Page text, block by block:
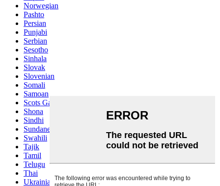
Norwegian
Pashto
Persian
Punjabi
Serbian
Sesotho
Sinhala
Slovak
Slovenian
Somali
Samoan
Scots Gaelic
Shona
Sindhi
Sundanese
Swahili
Tajik
Tamil
Telugu
Thai
Ukrainian